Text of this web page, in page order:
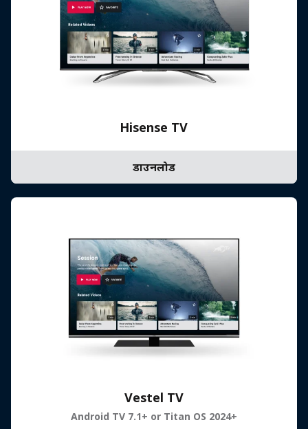
Hisense TV
डाउनलोड
Vestel TV
Android TV 7.1+ or Titan OS 2024+